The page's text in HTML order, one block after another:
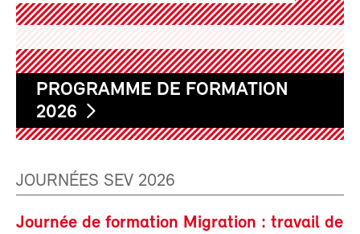
PROGRAMME DE FORMATION
2026
JOURNÉES SEV 2026
Journée de formation Migration : travail de